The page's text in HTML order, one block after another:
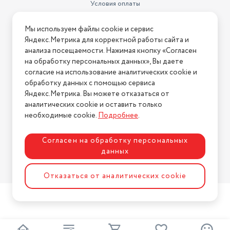
- Простота в эксплуатации и обслуживании
- Стильный дизайн, который дополнит ваш интерьер
Выбирая сплит-систему Ballu Greenland, вы получаете:
- Качественное охлаждение и обогрев
- Низкий уровень шума
- Экономию электроэнергии
- Простоту в уходе
- Надежность и долговечность
Класс энергопотребления
класс A
Вес товара в упаковке, (кг)
33
Уровень шума
49
Габариты вн. блока (В/Ш/Г)
260х704х185
UV-лампа ( антибактериальная) нет
Тип внутреннего блока
настенный
белый
Напряжение
220 В
Доп. опции кондиционера
Таймер включения
Максимальный расход воздуха
(м3/ч)
520
Режим работы кондиционера
обогрев
Условия оплаты
Условия возврата
Нашли ошибку на сайте? Напишите нам
2026 © Интернет-магазин "АстМаркет". У нас есть всё!
Политика конфиденциальности
Разработка сайтаASTDESIGN
Мы используем файлы cookie и сервис
Яндекс.Метрика для корректной работы сайта и
анализа посещаемости. Нажимая кнопку «Согласен
на обработку персональных данных», Вы даете
согласие на использование аналитических cookie и
обработку данных с помощью сервиса
Яндекс.Метрика. Вы можете отказаться от
аналитических cookie и оставить только
необходимые cookie.Подробнее.
Согласен на обработку персональных
данных
Отказаться от аналитических cookie